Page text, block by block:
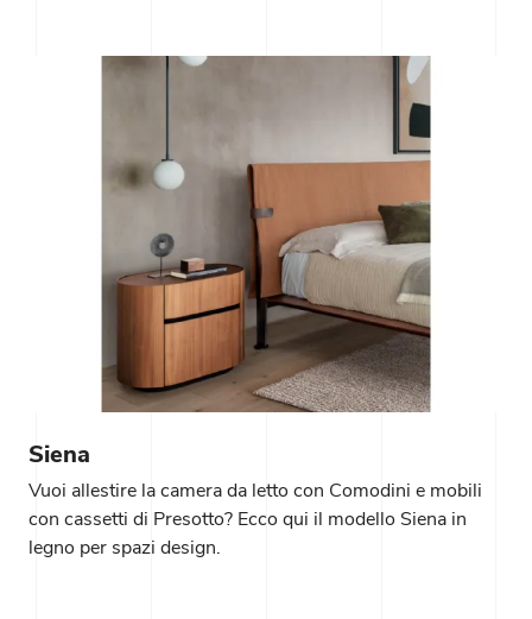
Siena
Vuoi allestire la camera da letto con Comodini e mobili
con cassetti di Presotto? Ecco qui il modello Siena in
legno per spazi design.